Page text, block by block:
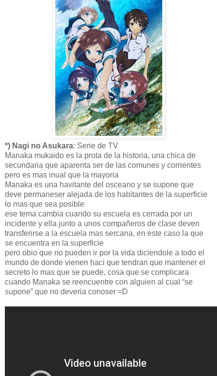
*) Nagi no Asukara: Serie de TV
Manaka mukaido es la prota de la historia, una chica de
secundaria que aparenta ser de las comunes y corrientes
pero es mas inual que la mayoria
Manaka es una havitante del osceano y se supone que
deve permaneser alejada de los habitantes de la superficie
lo mas que sea posible
ese tema cambia cuando su escuela es cerrada por un
incidente y ella junto a unos compañeros de clase deven
transferirse a la escuela mas sercana, en este caso la que
se encuentra en la superficie
pero obio que no pueden ir por la vida diciendole a todo el
mundo de donde vienen haci que tendran que mantener el
secreto lo mas que se puede, cosa que se complicara
cuando Manaka se reencuentre con alguien al cual “se
supone” que no deveria conoser =D